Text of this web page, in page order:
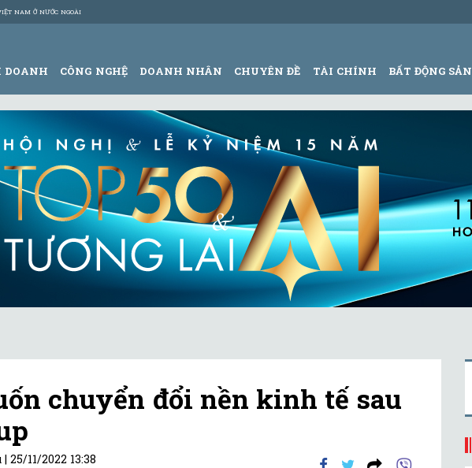
NAM Ở NƯỚC NGOÀI
CÔNG NGHỆ DOANH NHÂN CHUYÊN ĐỀ TÀI CHÍNH BẤT ĐỘNG SẢN
chuyển đổi nền kinh tế sau
|25/11/2022 13:38